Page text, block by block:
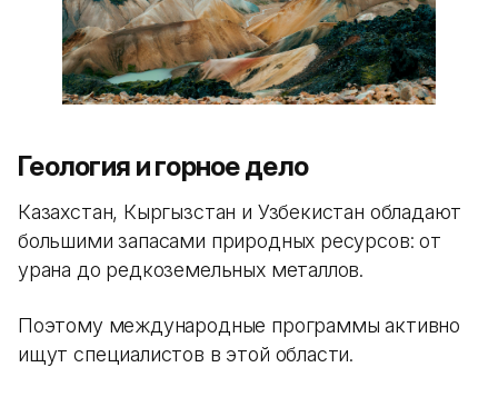
Геология и горное дело
Казахстан, Кыргызстан и Узбекистан обладают
большими запасами природных ресурсов: от
урана до редкоземельных металлов.
Поэтому международные программы активно
ищут специалистов в этой области.